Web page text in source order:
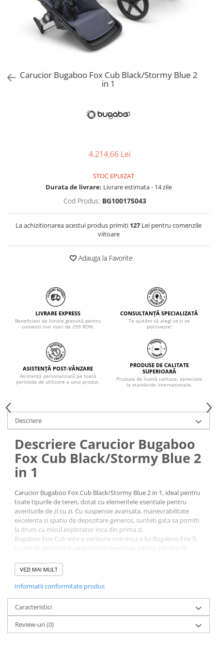
Consultanta Instalare
Jucarii de Sortare
Jucarii de tras
Jucarii din plus
Jucarii muzicale
PAPUSI
Carucior Bugaboo Fox Cub Black/Stormy Blue 2
in 1
4.214,66 Lei
STOC EPUIZAT
Durata de livrare: Livrare estimata - 14 zile
Cod Produs: BG100175043
La achizitionarea acestui produs primiti 127 Lei pentru comenzile
viitoare
Adauga la Favorite
LIVRARE EXPRESS
Beneficiezi de livrare gratuită pentru
comenzi mai mari de 299 RON.
CONSULTANȚĂ SPECIALIZATĂ
Te ajutăm să alegi ce ți se
potrivește!
ASISTENȚĂ POST-VÂNZARE
Asistență personalizată pe toată
perioada de utilizare a unui produs.
PRODUSE DE CALITATE
SUPERIOARĂ
Produse de înaltă calitate, apreciate
la standarde internaționale.
Descriere
Descriere Carucior Bugaboo
Fox Cub Black/Stormy Blue 2
in 1
Carucior Bugaboo Fox Cub Black/Stormy Blue 2 in 1, ideal pentru
toate tipurile de teren, dotat cu elementele esentiale pentru
aventurile de zi cu zi. Cu suspensie avansata, manevrabilitate
excelenta si spatiu de depozitare generos, sunteti gata sa porniti
la drum cu micul explorator inca din prima zi.
Bugaboo Fox Cub este o versiune mai mica a lui Bugaboo Fox 5,
cu detalii sportive si caracteristici esentiale pentru plimbarile
Faceti o plimbare mai verde
Bugaboo Fox Cub respecta angajamentul „Push to zero”, zero net
este conceput pentru a reduce cat mai mult impactul asupra
mediului. Pe baza bio - piesele caruciorului Bugaboo Fox Cub
sunt realizate din materiale 100% baza bio, ceea ce inseamna ca
amprenta sa de CO2 este cu 19% mai mica decat daca ar fi fost
VEZI MAI MULT
Informatii conformitate produs
Caracteristici
Review-uri(0)